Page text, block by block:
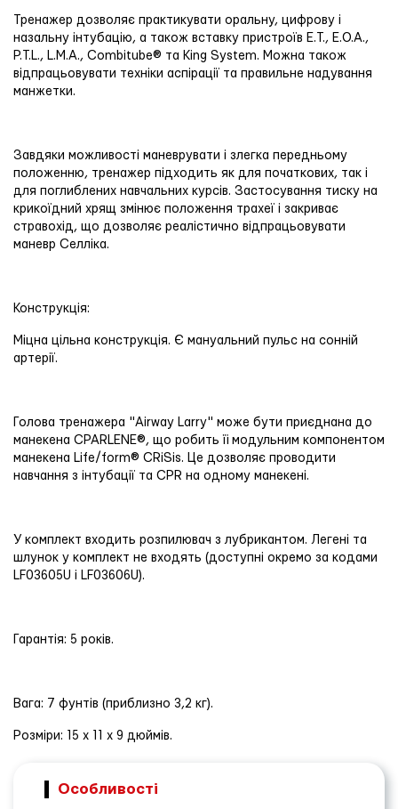
Тренажер дозволяє практикувати оральну, цифрову і
назальну інтубацію, а також вставку пристроїв E.T., E.O.A.,
P.T.L., L.M.A., Combitube® та King System. Можна також
відпрацьовувати техніки аспірації та правильне надування
манжетки.
Завдяки можливості маневрувати і злегка передньому
положенню, тренажер підходить як для початкових, так і
для поглиблених навчальних курсів. Застосування тиску на
крикоїдний хрящ змінює положення трахеї і закриває
стравохід, що дозволяє реалістично відпрацьовувати
маневр Селліка.
Конструкція:
Міцна цільна конструкція. Є мануальний пульс на сонній
артерії.
Голова тренажера "Airway Larry" може бути приєднана до
манекена CPARLENE®, що робить її модульним компонентом
манекена Life/form® CRiSis. Це дозволяє проводити
навчання з інтубації та CPR на одному манекені.
У комплект входить розпилювач з лубрикантом. Легені та
шлунок у комплект не входять (доступні окремо за кодами
LF03605U і LF03606U).
Гарантія: 5 років.
Вага: 7 фунтів (приблизно 3,2 кг).
Розміри: 15 x 11 x 9 дюймів.
Особливості